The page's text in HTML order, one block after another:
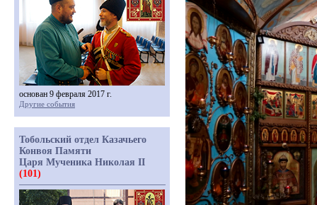
основан 9 февраля 2017 г.
Другие события
Тобольский отдел Казачьего
Конвоя Памяти
Царя Мученика Николая II
(101)